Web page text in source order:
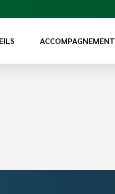
ACCOMPAGNEMENT